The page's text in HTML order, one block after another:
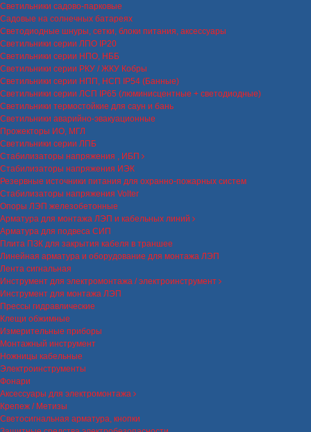
Светильники садово-парковые
Садовые на солнечных батареях
Светодиодные шнуры, сетки, блоки питания, аксессуары
Светильники серии ЛПО IP20
Светильники серии НПО, НББ
Светильники серии РКУ / ЖКУ Кобры
Светильники серии НПП, НСП IP54 (Банные)
Светильники серии ЛСП IP65 (люминисцентные + светодиодные)
Светильники термостойкие для саун и бань
Светильники аварийно-эвакуационные
Прожекторы ИО, МГЛ
Светильники серии ЛПБ
Стабилизаторы напряжения , ИБП
Стабилизаторы напряжения ИЭК
Резервные источники питания для охранно-пожарных систем
Стабилизаторы напряжения Volter
Опоры ЛЭП железобетонные
Арматура для монтажа ЛЭП и кабельных линий
Арматура для подвеса СИП
Плита ПЗК для закрытия кабеля в траншее
Линейная арматура и оборудование для монтажа ЛЭП
Лента сигнальная
Инструмент для электромонтажа / электроинструмент
Инструмент для монтажа ЛЭП
Прессы гидравлические
Клещи обжимные
Измерительные приборы
Монтажный инструмент
Ножницы кабельные
Электроинструменты
Фонари
Аксессуары для электромонтажа
Крепеж / Метизы
Светосигнальная арматура, кнопки